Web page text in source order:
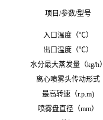
项目/参数/型号
入口温度（℃）
出口温度（℃）
水分最大蒸发量（kg/h）
离心喷雾头传动形式
最高转速（r.p.m)
喷雾盘直径（mm）